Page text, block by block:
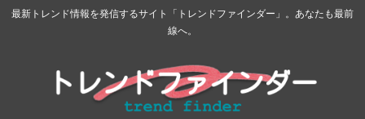
最新トレンド情報を発信するサイト「トレンドファインダー」。あなたも最前
線へ。